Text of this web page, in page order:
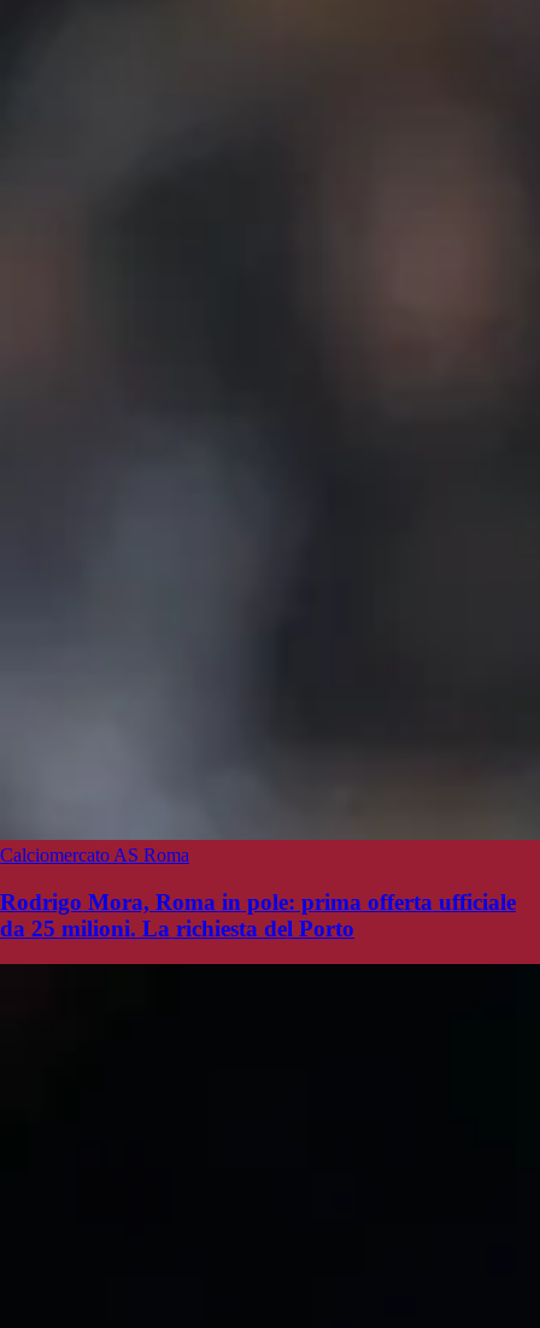
Calciomercato AS Roma
Rodrigo Mora, Roma in pole: prima offerta ufficiale
da 25 milioni. La richiesta del Porto